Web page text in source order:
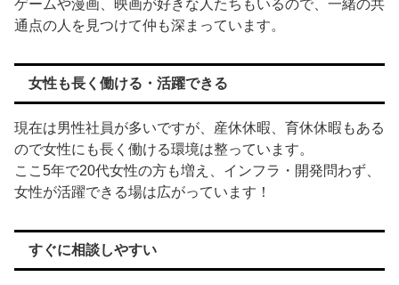
ゲームや漫画、映画が好きな人たちもいるので、一緒の共
通点の人を見つけて仲も深まっています。
女性も長く働ける・活躍できる
現在は男性社員が多いですが、産休休暇、育休休暇もある
ので女性にも長く働ける環境は整っています。
ここ5年で20代女性の方も増え、インフラ・開発問わず、
女性が活躍できる場は広がっています！
すぐに相談しやすい